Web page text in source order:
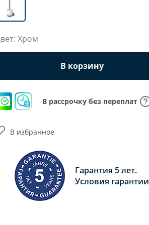
Хром
В корзину
В рассрочку без переплат
Гарантия 5 лет.
Условия гарантии
В избранное